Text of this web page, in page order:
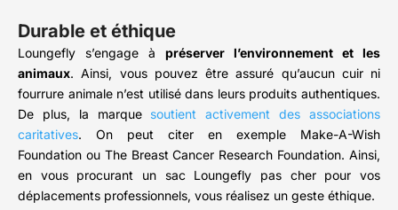
Durable et éthique
Loungefly s’engage à préserver l’environnement et les
animaux. Ainsi, vous pouvez être assuré qu’aucun cuir ni
fourrure animale n’est utilisé dans leurs produits authentiques.
De plus, la marque soutient activement des associations
caritatives. On peut citer en exemple Make-A-Wish
Foundation ou The Breast Cancer Research Foundation. Ainsi,
en vous procurant un sac Loungefly pas cher pour vos
déplacements professionnels, vous réalisez un geste éthique.